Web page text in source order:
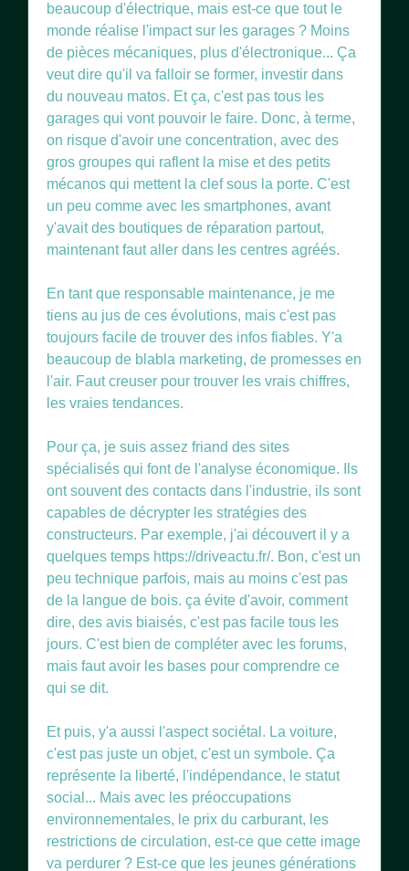
beaucoup d'électrique, mais est-ce que tout le
monde réalise l'impact sur les garages ? Moins
de pièces mécaniques, plus d'électronique... Ça
veut dire qu'il va falloir se former, investir dans
du nouveau matos. Et ça, c'est pas tous les
garages qui vont pouvoir le faire. Donc, à terme,
on risque d'avoir une concentration, avec des
gros groupes qui raflent la mise et des petits
mécanos qui mettent la clef sous la porte. C'est
un peu comme avec les smartphones, avant
y'avait des boutiques de réparation partout,
maintenant faut aller dans les centres agréés.
En tant que responsable maintenance, je me
tiens au jus de ces évolutions, mais c'est pas
toujours facile de trouver des infos fiables. Y'a
beaucoup de blabla marketing, de promesses en
l'air. Faut creuser pour trouver les vrais chiffres,
les vraies tendances.
Pour ça, je suis assez friand des sites
spécialisés qui font de l'analyse économique. Ils
ont souvent des contacts dans l'industrie, ils sont
capables de décrypter les stratégies des
constructeurs. Par exemple, j'ai découvert il y a
quelques temps https://driveactu.fr/. Bon, c'est un
peu technique parfois, mais au moins c'est pas
de la langue de bois. ça évite d'avoir, comment
dire, des avis biaisés, c'est pas facile tous les
jours. C'est bien de compléter avec les forums,
mais faut avoir les bases pour comprendre ce
qui se dit.
Et puis, y'a aussi l'aspect sociétal. La voiture,
c'est pas juste un objet, c'est un symbole. Ça
représente la liberté, l'indépendance, le statut
social... Mais avec les préoccupations
environnementales, le prix du carburant, les
restrictions de circulation, est-ce que cette image
va perdurer ? Est-ce que les jeunes générations